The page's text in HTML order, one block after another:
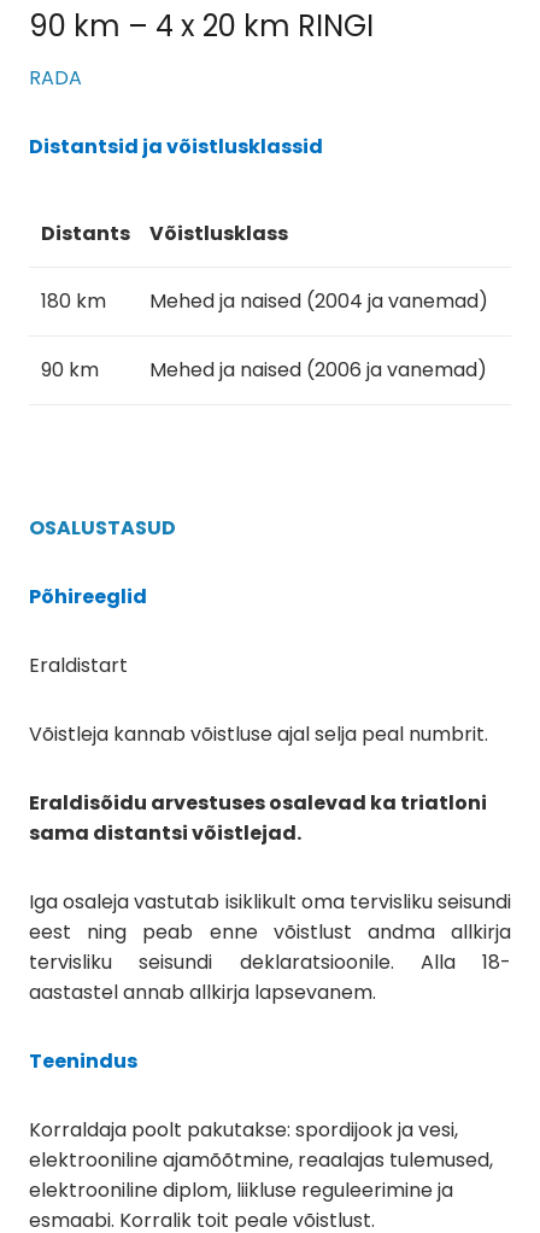
90 km – 4 x 20 km RINGI
RADA
Distantsid ja võistlusklassid
Distants Võistlusklass
180 km Mehed ja naised (2004 ja vanemad)
90 km Mehed ja naised (2006 ja vanemad)
OSALUSTASUD
Põhireeglid
Eraldistart
Võistleja kannab võistluse ajal selja peal numbrit.
Eraldisõidu arvestuses osalevad ka triatloni
sama distantsi võistlejad.
Iga osaleja vastutab isiklikult oma tervisliku seisundi
eest ning peab enne võistlust andma allkirja
tervisliku seisundi deklaratsioonile. Alla 18-
aastastel annab allkirja lapsevanem.
Teenindus
Korraldaja poolt pakutakse: spordijook ja vesi,
elektrooniline ajamõõtmine, reaalajas tulemused,
elektrooniline diplom, liikluse reguleerimine ja
esmaabi. Korralik toit peale võistlust.